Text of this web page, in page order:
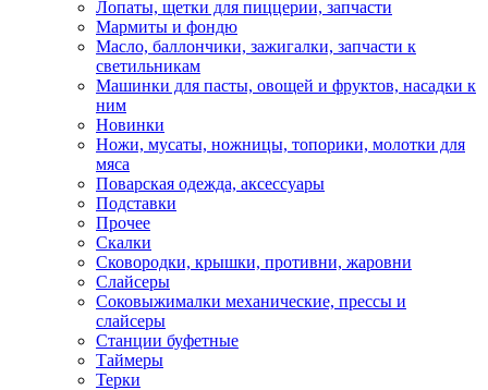
Лопаты, щетки для пиццерии, запчасти
Мармиты и фондю
Масло, баллончики, зажигалки, запчасти к
светильникам
Машинки для пасты, овощей и фруктов, насадки к
ним
Новинки
Ножи, мусаты, ножницы, топорики, молотки для
мяса
Поварская одежда, аксессуары
Подставки
Прочее
Скалки
Сковородки, крышки, противни, жаровни
Слайсеры
Соковыжималки механические, прессы и
слайсеры
Станции буфетные
Таймеры
Терки